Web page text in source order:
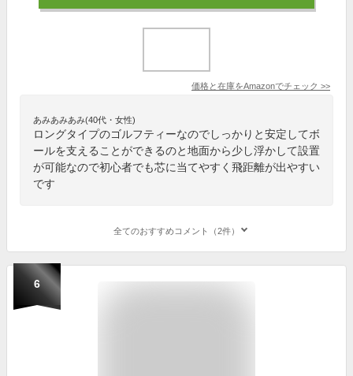
価格と在庫をAmazonでチェック >>
あみあみあみ(40代・女性)
ロングタイプのゴルフティーなのでしっかりと安定してボ
ールを支えることができるのと地面から少し浮かして設置
が可能なので初心者でも芯に当てやすく飛距離が出やすい
です
全てのおすすめコメント（2件）
6